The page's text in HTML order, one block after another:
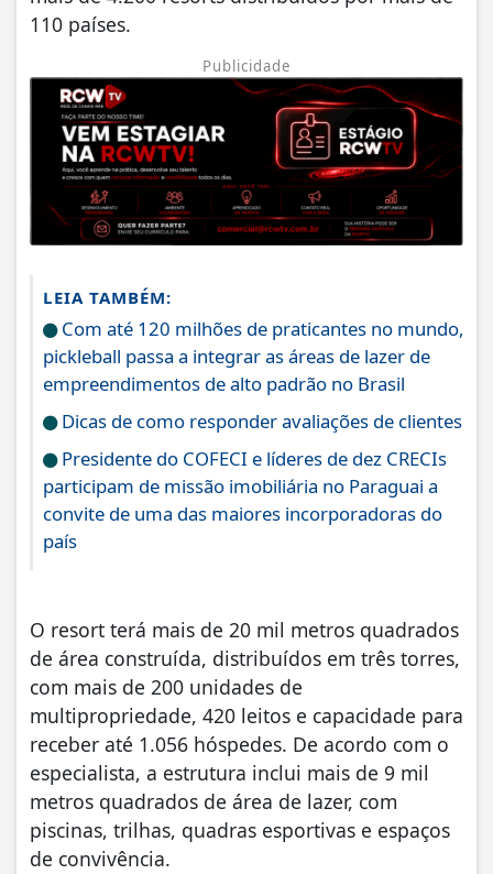
110 países.
Publicidade
LEIA TAMBÉM:
Com até 120 milhões de praticantes no mundo,
pickleball passa a integrar as áreas de lazer de
empreendimentos de alto padrão no Brasil
Dicas de como responder avaliações de clientes
Presidente do COFECI e líderes de dez CRECIs
participam de missão imobiliária no Paraguai a
convite de uma das maiores incorporadoras do
país
O resort terá mais de 20 mil metros quadrados
de área construída, distribuídos em três torres,
com mais de 200 unidades de
multipropriedade, 420 leitos e capacidade para
receber até 1.056 hóspedes. De acordo com o
especialista, a estrutura inclui mais de 9 mil
metros quadrados de área de lazer, com
piscinas, trilhas, quadras esportivas e espaços
de convivência.